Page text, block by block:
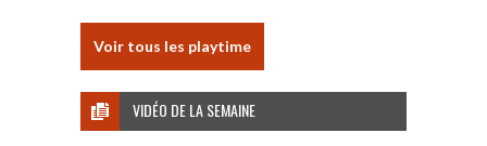
Voir tous les playtime
VIDÉO DE LA SEMAINE